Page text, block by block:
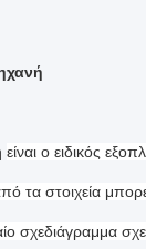
είναι ο ειδικός
τα στοιχεία
σχεδιάγραμμα